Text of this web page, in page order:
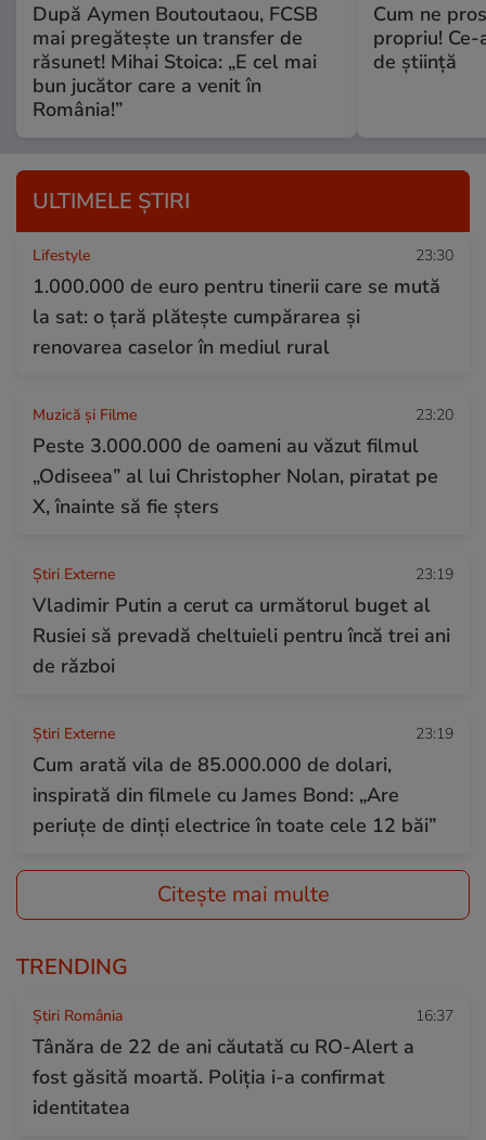
După Aymen Boutoutaou, FCSB
mai pregătește un transfer de
răsunet! Mihai Stoica: „E cel mai
bun jucător care a venit în
România!”
Cum ne
propriu!
de știință
ULTIMELE ȘTIRI
Lifestyle 23:30
1.000.000 de euro pentru tinerii care se mută
la sat: o țară plătește cumpărarea și
renovarea caselor în mediul rural
Muzică și Filme 23:20
Peste 3.000.000 de oameni au văzut filmul
„Odiseea” al lui Christopher Nolan, piratat pe
X, înainte să fie șters
Știri Externe 23:19
Vladimir Putin a cerut ca următorul buget al
Rusiei să prevadă cheltuieli pentru încă trei ani
de război
Știri Externe 23:19
Cum arată vila de 85.000.000 de dolari,
inspirată din filmele cu James Bond: „Are
periuțe de dinți electrice în toate cele 12 băi”
Citește mai multe
TRENDING
Știri România 16:37
Tânăra de 22 de ani căutată cu RO-Alert a
fost găsită moartă. Poliția i-a confirmat
identitatea